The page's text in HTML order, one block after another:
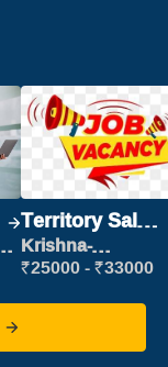
Territory Sales
Manager
Krishna-
vijayawada
₹25000 - ₹33000